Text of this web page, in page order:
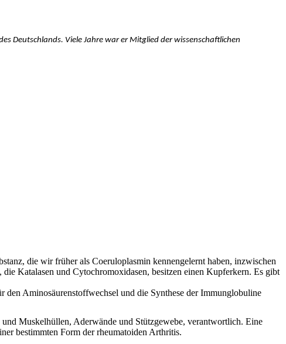
Deutschlands. Viele Jahre war er Mitglied der wissenschaftlichen
die wir früher als Coeruloplasmin kennengelernt haben, inzwischen
Katalasen und Cytochromoxidasen, besitzen einen Kupferkern. Es gibt
Aminosäurenstoffwechsel und die Synthese der Immunglobuline
Muskelhüllen, Aderwände und Stützgewebe, verantwortlich. Eine
bestimmten Form der rheumatoiden Arthritis.